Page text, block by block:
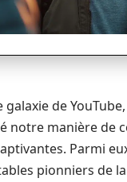
galaxie de
notre manière de
Parmi
pionniers de